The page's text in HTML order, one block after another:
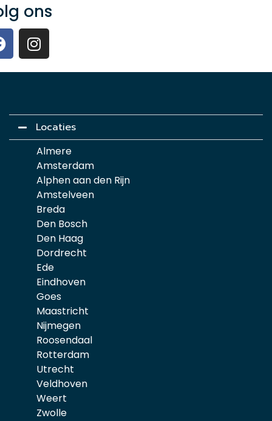
ons
Locaties
Almere
Amsterdam
Alphen aan den Rijn
Amstelveen
Breda
Den Bosch
Den Haag
Dordrecht
Ede
Eindhoven
Goes
Maastricht
Nijmegen
Roosendaal
Rotterdam
Utrecht
Veldhoven
Weert
Zwolle